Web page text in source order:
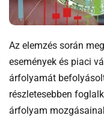
Az elemzés során
események és piaci
árfolyamát
részletesebben
árfolyam